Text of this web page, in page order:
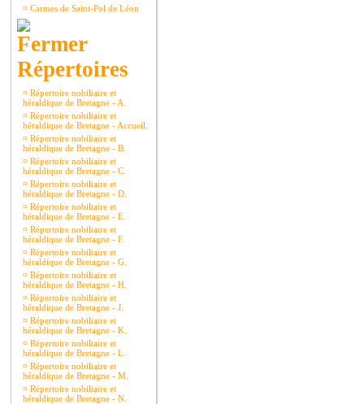
¤ Carmes de Saint-Pol de Léon
Répertoires
¤ Répertoire nobiliaire et
héraldique de Bretagne - A.
¤ Répertoire nobiliaire et
héraldique de Bretagne - Accueil.
¤ Répertoire nobiliaire et
héraldique de Bretagne - B.
¤ Répertoire nobiliaire et
héraldique de Bretagne - C.
¤ Répertoire nobiliaire et
héraldique de Bretagne - D.
¤ Répertoire nobiliaire et
héraldique de Bretagne - E.
¤ Répertoire nobiliaire et
héraldique de Bretagne - F.
¤ Répertoire nobiliaire et
héraldique de Bretagne - G.
¤ Répertoire nobiliaire et
héraldique de Bretagne - H.
¤ Répertoire nobiliaire et
héraldique de Bretagne - J.
¤ Répertoire nobiliaire et
héraldique de Bretagne - K.
¤ Répertoire nobiliaire et
héraldique de Bretagne - L.
¤ Répertoire nobiliaire et
héraldique de Bretagne - M.
¤ Répertoire nobiliaire et
héraldique de Bretagne - N.